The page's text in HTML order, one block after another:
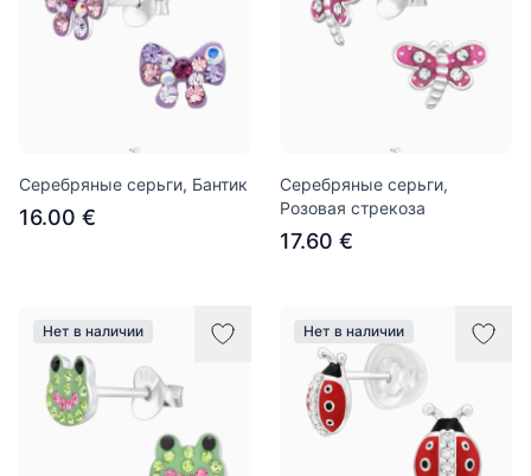
Серебряные серьги, Бантик
16.00 €
Серебряные серьги,
Розовая стрекоза
17.60 €
Нет в наличии Нет в наличии